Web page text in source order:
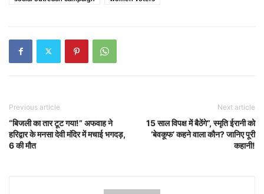
Previous article
“बिजली का तार टूट गया!” अफवाह ने
हरिद्वार के मनसा देवी मंदिर में मचाई भगदड़,
6 की मौत
Next article
15 साल विपक्ष में बैठेंगे”, स्मृति ईरानी को
‘बेवकूफ’ कहने वाला कौन? जानिए पूरी
कहानी!